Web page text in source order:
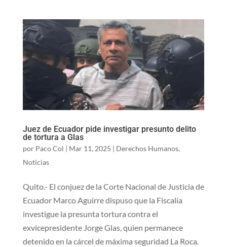
Juez de Ecuador pide investigar presunto delito
de tortura a Glas
por Paco Col | Mar 11, 2025 | Derechos Humanos,
Noticias
Quito.- El conjuez de la Corte Nacional de Justicia de
Ecuador Marco Aguirre dispuso que la Fiscalía
investigue la presunta tortura contra el
exvicepresidente Jorge Glas, quien permanece
detenido en la cárcel de máxima seguridad La Roca.